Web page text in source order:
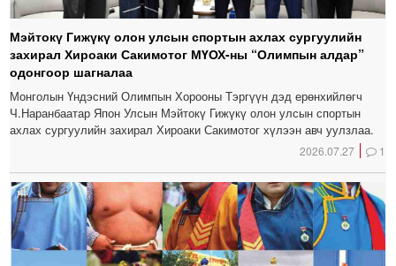
Мэйтокү Гижүкү олон улсын спортын ахлах сургуулийн
захирал Хироаки Сакимотог МҮОХ-ны “Олимпын алдар”
одонгоор шагналаа
Монголын Үндэсний Олимпын Хорооны Тэргүүн дэд ерөнхийлөгч
Ч.Наранбаатар Япон Улсын Мэйтокү Гижүкү олон улсын спортын
ахлах сургуулийн захирал Хироаки Сакимотог хүлээн авч уулзлаа.
2026.07.27 1